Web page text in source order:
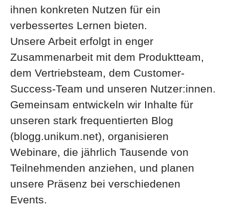
ihnen konkreten Nutzen für ein
verbessertes Lernen bieten.
Unsere Arbeit erfolgt in enger
Zusammenarbeit mit dem Produktteam,
dem Vertriebsteam, dem Customer-
Success-Team und unseren Nutzer:innen.
Gemeinsam entwickeln wir Inhalte für
unseren stark frequentierten Blog
(blogg.unikum.net), organisieren
Webinare, die jährlich Tausende von
Teilnehmenden anziehen, und planen
unsere Präsenz bei verschiedenen
Events.